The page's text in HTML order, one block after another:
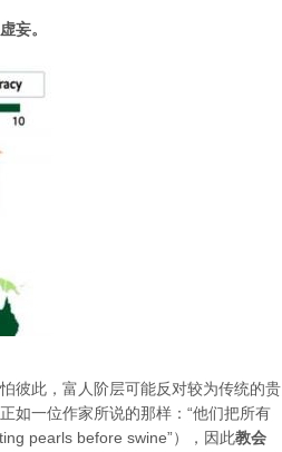
妄。
彼此，富人阶层可能反对较为传统的贵
正如一位作家所说的那样：“他们把所有
pearls before swine”），因此教会